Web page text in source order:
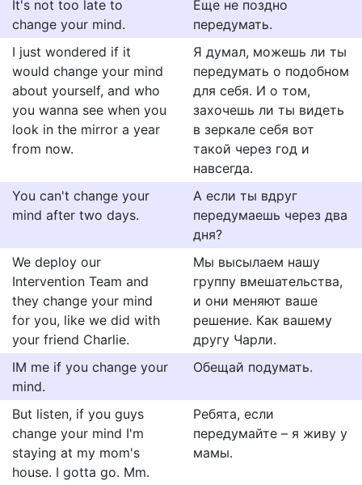
It's not too late to
change your mind.
Еще не поздно
передумать.
I just wondered if it
would change your mind
about yourself, and who
you wanna see when you
look in the mirror a year
from now.
Я думал, можешь ли ты
передумать о подобном
для себя. И о том,
захочешь ли ты видеть
в зеркале себя вот
такой через год и
навсегда.
You can't change your
mind after two days.
А если ты вдруг
передумаешь через два
дня?
We deploy our
Intervention Team and
they change your mind
for you, like we did with
your friend Charlie.
Мы высылаем нашу
группу вмешательства,
и они меняют ваше
решение. Как вашему
другу Чарли.
IM me if you change your
mind.
Обещай подумать.
But listen, if you guys
change your mind I'm
staying at my mom's
house. I gotta go. Mm.
Ребята, если
передумайте – я живу у
мамы.